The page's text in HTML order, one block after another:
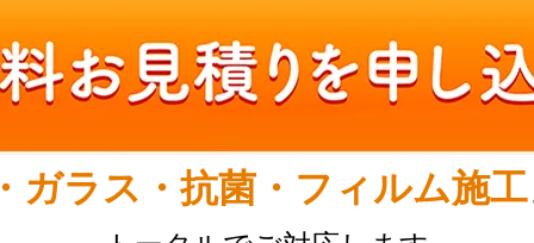
ガラス・抗菌・フィルム施工